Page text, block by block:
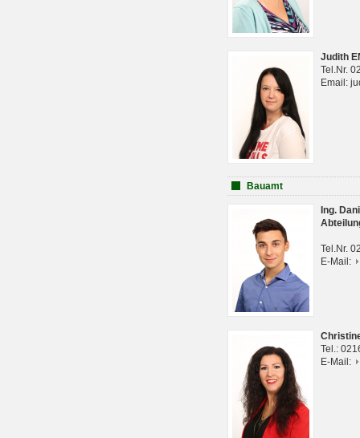
Judith
Tel.Nr.
Email:
Bauamt
Ing.
Tel.Nr.
E-Mail:
Tel.:
E-Mail: